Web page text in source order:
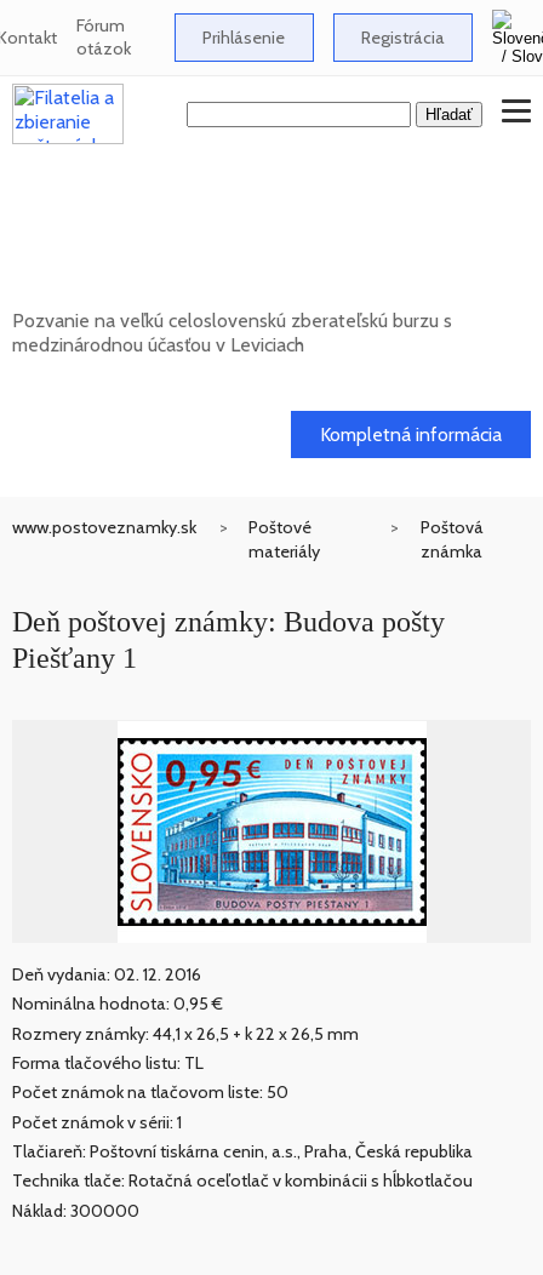
Fórum
otázok Prihlásenie Registrácia
Pozvanie na veľkú celoslovenskú zberateľskú burzu s
medzinárodnou účasťou v Leviciach
Kompletná informácia
www.postoveznamky.sk
Poštové
materiály
Poštová
známka
Deň poštovej známky: Budova pošty
Piešťany 1
Deň vydania: 02. 12. 2016
Nominálna hodnota: 0,95 €
Rozmery známky: 44,1 x 26,5 + k 22 x 26,5 mm
Forma tlačového listu: TL
Počet známok na tlačovom liste: 50
Počet známok v sérii: 1
Tlačiareň: Poštovní tiskárna cenin, a.s., Praha, Česká republika
Technika tlače: Rotačná oceľotlač v kombinácii s hĺbkotlačou
Náklad: 300000